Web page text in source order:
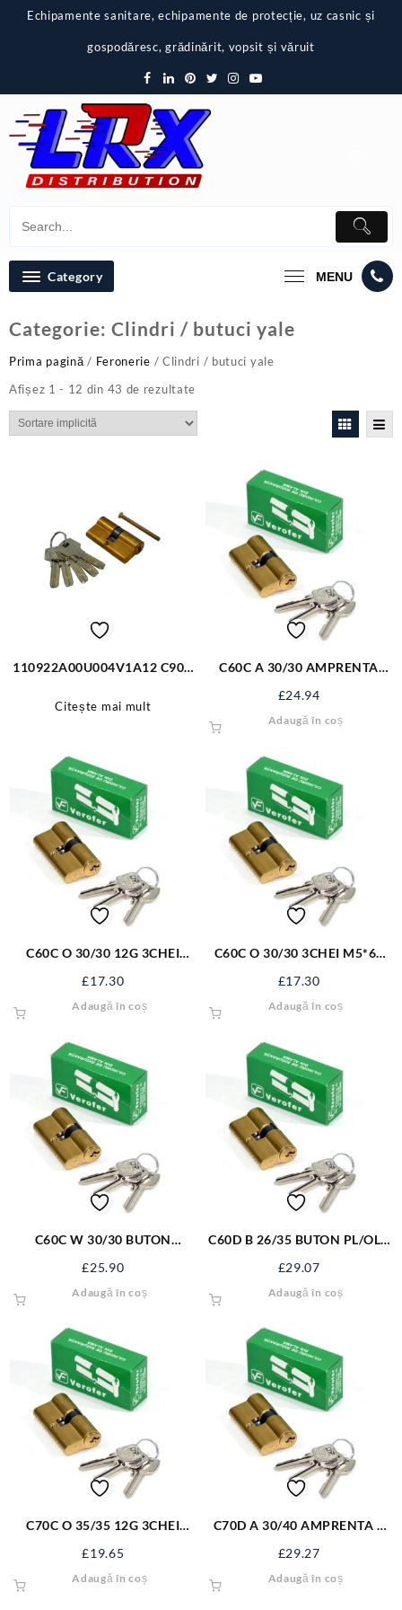
Echipamente sanitare, echipamente de protecție, uz casnic și
gospodăresc, grădinărit, vopsit și văruit
Category MENU
Categorie: Clindri / butuci yale
Prima pagină/ Feronerie / Clindri / butuci yale
Afișez 1 - 12 din 43 de rezultate
110922A00U004V1A12 C90D
M5*60 UNI 0 AL
Citește mai mult
C60C A 30/30 AMPRENTA
110620A00U004V1A11
£24.94
Adaugă în coș
C60C O 30/30 12G 3CHEI
110600012D003V1A10
£17.30
Adaugă în coș
C60C O 30/30 3CHEI M5*60
110620000U003V1A10
£17.30
Adaugă în coș
C60C W 30/30 BUTON
£25.90
Adaugă în coș
C60D B 26/35 BUTON PL/OLV
£29.07
Adaugă în coș
C70C O 35/35 12G 3CHEI
£19.65
Adaugă în coș
C70D A 30/40 AMPRENTA 4
£29.27
Adaugă în coș